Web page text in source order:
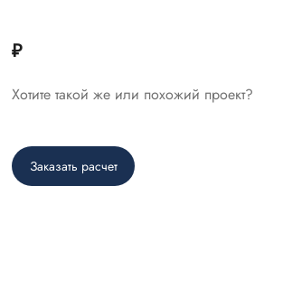
₽
Хотите такой же или похожий проект?
Заказать расчет